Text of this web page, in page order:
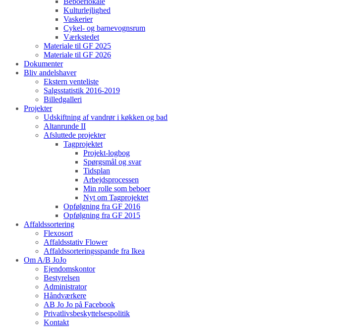
Kulturlejlighed
Vaskerier
Cykel- og barnevognsrum
Værkstedet
Materiale til GF 2025
Materiale til GF 2026
Dokumenter
Bliv andelshaver
Ekstern venteliste
Salgsstatistik 2016-2019
Billedgalleri
Projekter
Udskiftning af vandrør i køkken og bad
Altanrunde II
Afsluttede projekter
Tagprojektet
Projekt-logbog
Spørgsmål og svar
Tidsplan
Arbejdsprocessen
Min rolle som beboer
Nyt om Tagprojektet
Opfølgning fra GF 2016
Opfølgning fra GF 2015
Affaldssortering
Flexosort
Affaldsstativ Flower
Affaldssorteringsspande fra Ikea
Om A/B JoJo
Ejendomskontor
Bestyrelsen
Administrator
Håndværkere
AB Jo Jo på Facebook
Privatlivsbeskyttelsespolitik
Kontakt